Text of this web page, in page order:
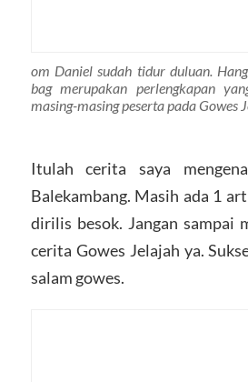
om Daniel sudah tidur duluan.
bag merupakan perlengkapan
masing-masing peserta pada Gowes
Itulah cerita saya
Balekambang. Masih ada 1
dirilis besok. Jangan sampai
cerita Gowes Jelajah ya.
salam gowes.